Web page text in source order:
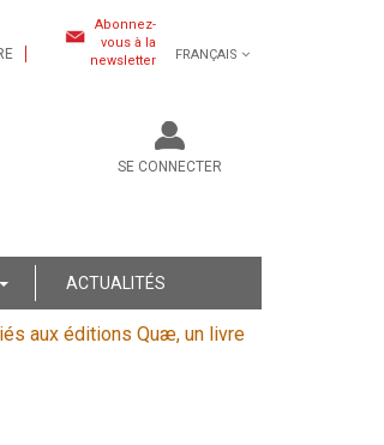
Abonnez-
vous à la
newsletter
FRANÇAIS
SE CONNECTER
ACTUALITÉS
aux éditions Quæ, un livre